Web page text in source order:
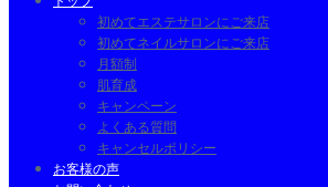
初めてエステサロンにご来店
初めてネイルサロンにご来店
月額制
肌育成
キャンペーン
よくある質問
キャンセルポリシー
お客様の声